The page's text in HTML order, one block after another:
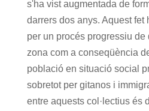
s'ha vist augmentada de
darrers dos anys. Aquest fet
per un procés progressiu de
zona com a conseqüència
població en situació social
sobretot per gitanos i
entre aquests col·lectius és